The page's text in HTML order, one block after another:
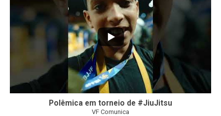
Polêmica em torneio de #JiuJitsu
VF Comunica